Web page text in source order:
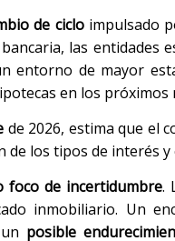
de cicloimpulsado
las entidades
entorno de mayor
en los próximos
de 2026, estima que el
de los tipos de interés
foco de incertidumbre.
inmobiliario. Un
posible